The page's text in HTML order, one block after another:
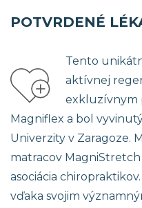
POTVRDENÉ
Tento
aktívnej
exkluzívnym
Magniflex a bol
Univerzity v Zaragoze.
matracov
asociácia
vďaka svojim